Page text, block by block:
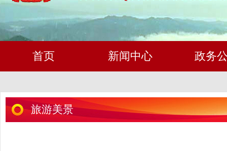
首页 新闻中心 政务
旅游美景